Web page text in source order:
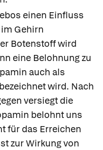
einen Einfluss
Gehirn
Botenstoff wird
eine Belohnung zu
auch als
wird. Nach
versiegt die
belohnt uns
für das Erreichen
zur Wirkung von